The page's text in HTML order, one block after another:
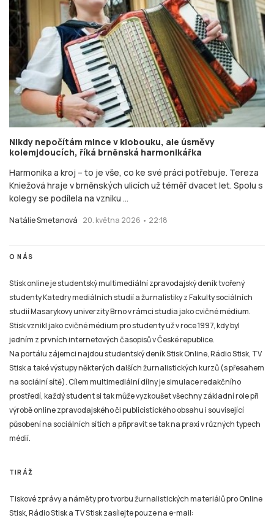
Nikdy nepočítám mince v klobouku, ale úsměvy
kolemjdoucích, říká brněnská harmonikářka
Harmonika a kroj – to je vše, co ke své práci potřebuje. Tereza
Kniežová hraje v brněnských ulicích už téměř dvacet let. Spolu s
kolegy se podílela na vzniku ...
Natálie Smetanová 20. května 2026 • 22:18
O NÁS
Stisk online je studentský multimediální zpravodajský deník tvořený
studenty Katedry mediálních studií a žurnalistiky z Fakulty sociálních
studií Masarykovy univerzity Brno v rámci studia jako cvičné médium.
Stisk vznikl jako cvičné médium pro studenty už v roce 1997, kdy byl
jedním z prvních internetových časopisů v České republice.
Na portálu zájemci najdou studentský deník Stisk Online, Rádio Stisk, TV
Stisk a také výstupy některých dalších žurnalistických kurzů (s přesahem
na sociální sítě). Cílem multimediální dílny je simulace redakčního
prostředí, každý student si tak může vyzkoušet všechny základní role při
výrobě online zpravodajského či publicistického obsahu i související
působení na sociálních sítích a připravit se tak na praxi v různých typech
médií.
TIRÁŽ
Tiskové zprávy a náměty pro tvorbu žurnalistických materiálů pro Online
Stisk, Rádio Stisk a TV Stisk zasílejte pouze na e-mail: